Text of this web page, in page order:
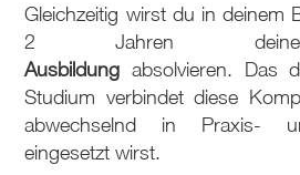
Gleichzeitig wirst du in deinem
2 Jahren
Ausbildung absolvieren. Das
Studium verbindet diese
abwechselnd in Praxis-
eingesetzt wirst.